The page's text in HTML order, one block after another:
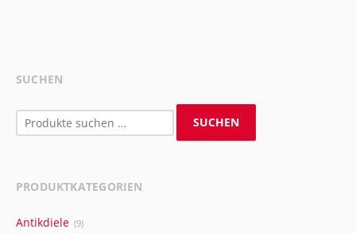
SUCHEN
Suchen
nach:
SUCHEN
PRODUKTKATEGORIEN
Antikdiele (9)